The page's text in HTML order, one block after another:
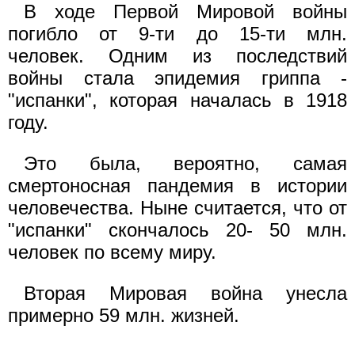
В ходе Первой Мировой войны
погибло от 9-ти до 15-ти млн.
человек. Одним из последствий
войны стала эпидемия гриппа -
"испанки", которая началась в 1918
году.
Это была, вероятно, самая
смертоносная пандемия в истории
человечества. Ныне считается, что от
"испанки" скончалось 20- 50 млн.
человек по всему миру.
Вторая Мировая война унесла
примерно 59 млн. жизней.